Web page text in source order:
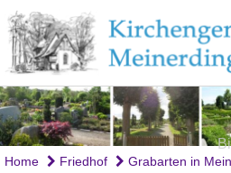
Home Friedhof
Grabarten in